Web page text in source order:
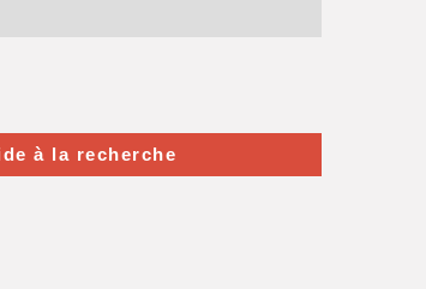
à la recherche